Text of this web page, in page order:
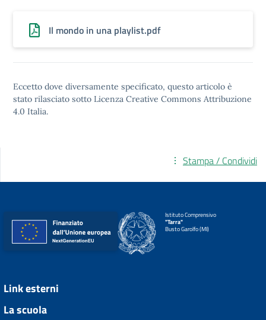
Il mondo in una playlist.pdf
Eccetto dove diversamente specificato, questo articolo è
stato rilasciato sotto Licenza Creative Commons Attribuzione
4.0 Italia.
Stampa / Condividi
Istituto Comprensivo
"Tarra"
Busto Garolfo (MI)
Link esterni
La scuola